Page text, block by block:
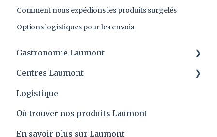
Comment nous expédions les produits surgelés
Options logistiques pour les envois
Gastronomie Laumont
Conseils Laumont et applications des
Centres Laumont
Quartier général
Logistique
Où trouver nos produits Laumont
En savoir plus sur Laumont